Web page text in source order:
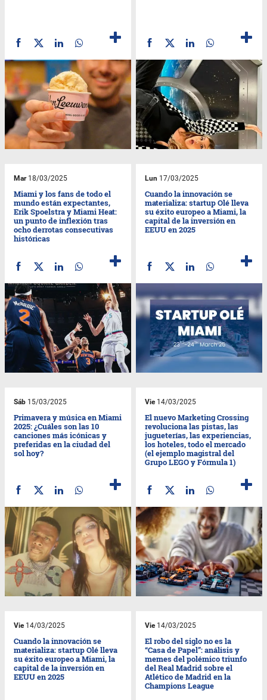
Mar18/03/2025
Miami y los fans de todo el
mundo están expectantes,
Erik Spoelstra y Miami Heat:
un punto de inflexión tras
ocho derrotas consecutivas
históricas
Lun 17/03/2025
Cuando la innovación se
materializa: startup Olé lleva
su éxito europeo a Miami, la
capital de la inversión en
EEUU en 2025
Sáb 15/03/2025
Primavera y música en Miami
2025: ¿Cuáles son las 10
canciones más icónicas y
preferidas en la ciudad del
sol hoy?
Vie14/03/2025
El nuevo Marketing Crossing
revoluciona las pistas, las
jugueterías, las experiencias,
los hoteles, todo el mercado
(el ejemplo magistral del
Grupo LEGO y Fórmula 1)
Vie14/03/2025
Cuando la innovación se
materializa: startup Olé lleva
su éxito europeo a Miami, la
capital de la inversión en
EEUU en 2025
Vie14/03/2025
El robo del siglo no es la
“Casa de Papel”: análisis y
memes del polémico triunfo
del Real Madrid sobre el
Atlético de Madrid en la
Champions League